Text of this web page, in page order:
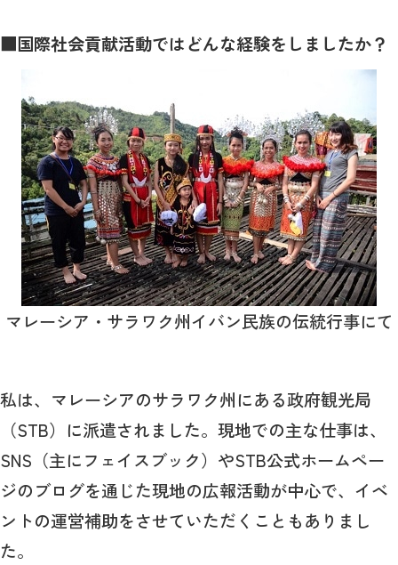
■国際社会貢献活動ではどんな経験をしましたか？
マレーシア・サラワク州イバン民族の伝統行事にて
私は、マレーシアのサラワク州にある政府観光局
（STB）に派遣されました。現地での主な仕事は、
SNS（主にフェイスブック）やSTB公式ホームペー
ジのブログを通じた現地の広報活動が中心で、イベ
ントの運営補助をさせていただくこともありまし
た。